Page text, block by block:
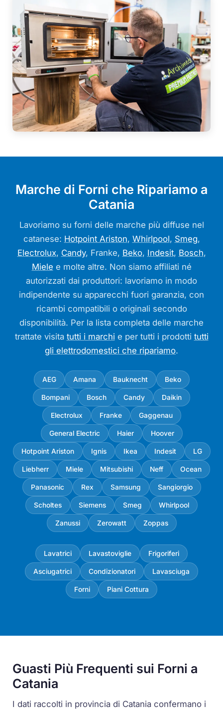
Marche di Forni che Ripariamo a
Catania
Lavoriamo su forni delle marche più diffuse nel
catanese: Hotpoint Ariston, Whirlpool, Smeg,
Electrolux, Candy, Franke, Beko, Indesit, Bosch,
Miele e molte altre. Non siamo affiliati né
autorizzati dai produttori: lavoriamo in modo
indipendente su apparecchi fuori garanzia, con
ricambi compatibili o originali secondo
disponibilità. Per la lista completa delle marche
trattate visita tutti i marchi e per tutti i prodotti tutti
gli elettrodomestici che ripariamo.
AEG Amana Bauknecht Beko
Bompani Bosch Candy Daikin
Electrolux Franke Gaggenau
General Electric Haier Hoover
Hotpoint Ariston Ignis Ikea Indesit LG
Liebherr Miele Mitsubishi Neff Ocean
Panasonic Rex Samsung Sangiorgio
Scholtes Siemens Smeg Whirlpool
Zanussi Zerowatt Zoppas
Lavatrici Lavastoviglie Frigoriferi
Asciugatrici Condizionatori Lavasciuga
Forni Piani Cottura
Guasti Più Frequenti sui Forni a
Catania
I dati raccolti in provincia di Catania confermano i